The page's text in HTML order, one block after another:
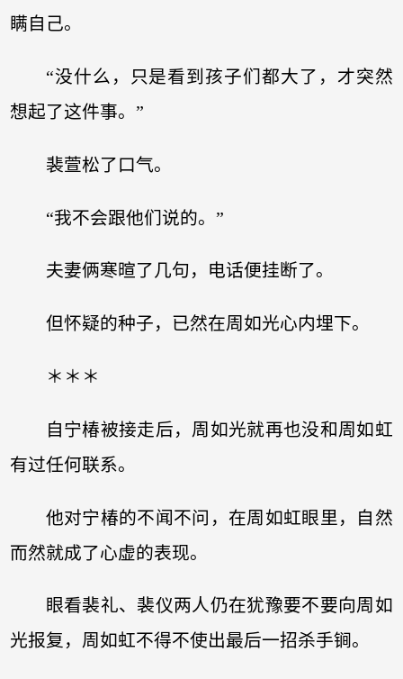
瞒自己。
“没什么，只是看到孩子们都大了，才突然
想起了这件事。”
裴萱松了口气。
“我不会跟他们说的。”
夫妻俩寒暄了几句，电话便挂断了。
但怀疑的种子，已然在周如光心内埋下。
＊＊＊
自宁椿被接走后，周如光就再也没和周如虹
有过任何联系。
他对宁椿的不闻不问，在周如虹眼里，自然
而然就成了心虚的表现。
眼看裴礼、裴仪两人仍在犹豫要不要向周如
光报复，周如虹不得不使出最后一招杀手锏。